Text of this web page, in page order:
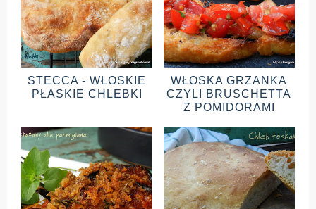
STECCA - WŁOSKIE
PŁASKIE CHLEBKI
WŁOSKA GRZANKA
CZYLI BRUSCHETTA
Z POMIDORAMI